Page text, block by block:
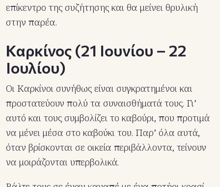
επίκεντρο της συζήτησης και θα μείνει θρυλική
στην παρέα.
Καρκίνος (21 Ιουνίου – 22
Ιουλίου)
Οι Καρκίνοι συνήθως είναι συγκρατημένοι και
προστατεύουν πολύ τα συναισθήματά τους. Γι’
αυτό και τους συμβολίζει το καβούρι, που προτιμά
να μένει μέσα στο καβούκι του. Παρ’ όλα αυτά,
όταν βρίσκονται σε οικεία περιβάλλοντα, τείνουν
να μοιράζονται υπερβολικά.